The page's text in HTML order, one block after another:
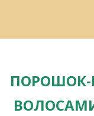
ПОРОШОК-